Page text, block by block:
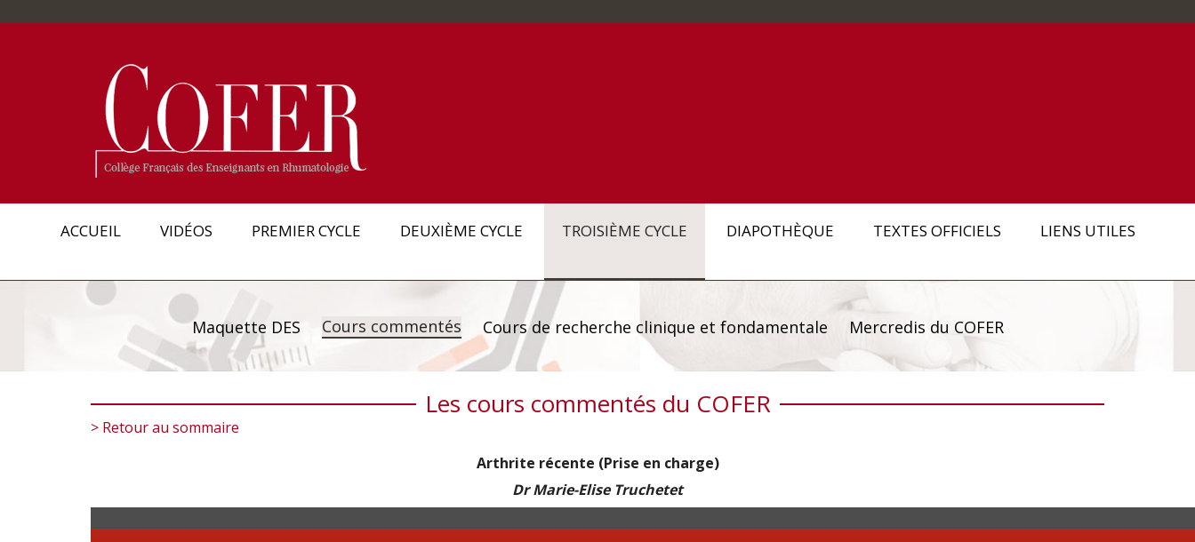
ACCUEIL VIDÉOS PREMIER CYCLE DEUXIÈME CYCLE TROISIÈME CYCLE DIAPOTHÈQUE TEXTES OFFICIELS LIENS UTILES
Maquette DES Cours commentés Cours de recherche clinique et fondamentale Mercredis du COFER
Les cours commentés du COFER
> Retour au sommaire
Arthrite récente (Prise en charge)
Dr Marie-Elise Truchetet